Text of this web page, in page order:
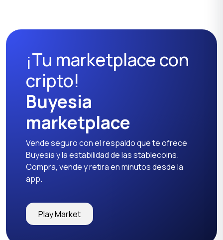
¡Tu marketplace con
cripto!
Buyesia
marketplace
Vende seguro con el respaldo que te ofrece
Buyesia y la estabilidad de las stablecoins.
Compra, vende y retira en minutos desde la
app.
Play Market